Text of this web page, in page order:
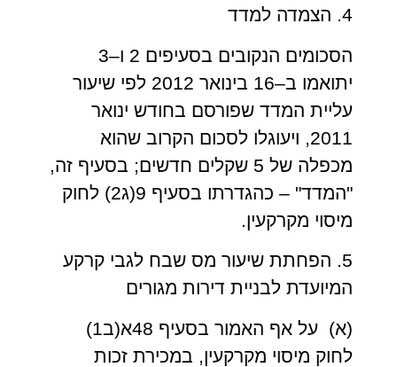
4. הצמדה למדד
הסכומים הנקובים בסעיפים 2 ו–3
יתואמו ב–16 בינואר 2012 לפי שיעור
עליית המדד שפורסם בחודש ינואר
2011, ויעוגלו לסכום הקרוב שהוא
מכפלה של 5 שקלים חדשים; בסעיף זה,
"המדד" – כהגדרתו בסעיף 9(ג2) לחוק
מיסוי מקרקעין.
5. הפחתת שיעור מס שבח לגבי קרקע
המיועדת לבניית דירות מגורים
(א) על אף האמור בסעיף 48א(ב1)
לחוק מיסוי מקרקעין, במכירת זכות